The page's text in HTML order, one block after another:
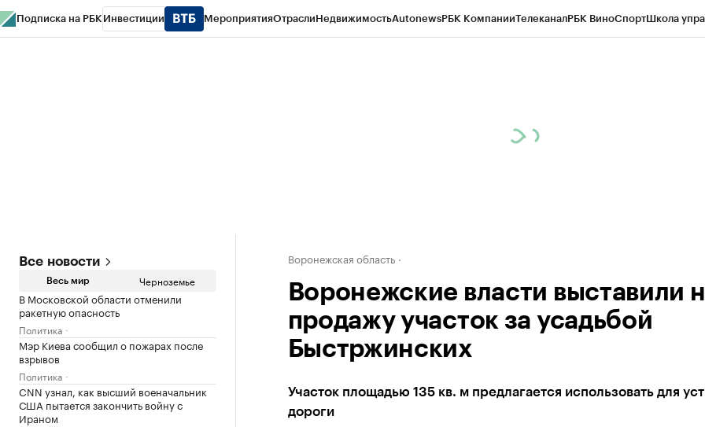
Подписка на РБК Инвестиции МероприятияОтраслиНедвижимостьAutonewsРБК КомпанииТелеканалРБК ВиноСпортШкола
Все новости
Весь мир Черноземье
В Московской области отменили
ракетную опасность
Политика
Мэр Киева сообщил о пожарах после
взрывов
Политика
CNN узнал, как высший военачальник
США пытается закончить войну с
Ираном
Воронежская область
Воронежские власти выставили
продажу участок за усадьбой
Быстржинских
Участок площадью 135 кв. м предлагается использовать для
дороги